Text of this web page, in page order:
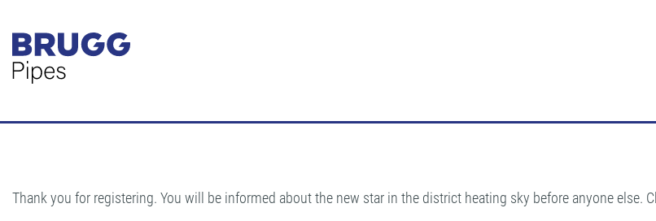
Thank you for registering. You will be informed about the new star in the district heating sky before anyone else.